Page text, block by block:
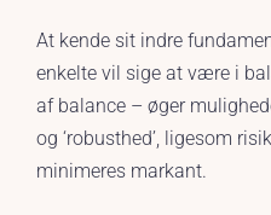
At kende sit indre
enkelte vil sige at være i
af balance – øger
og ‘robusthed’, ligesom
minimeres markant.